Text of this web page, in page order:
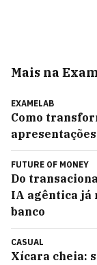
Mais na
EXAMELAB
Como
FUTURE OF MONEY
Do
IA agêntica já
banco
CASUAL
Xícara cheia: